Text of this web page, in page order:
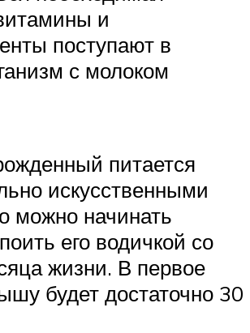
и
поступают в
с молоком
питается
искусственными
можно начинать
его водичкой со
жизни. В первое
будет достаточно 30